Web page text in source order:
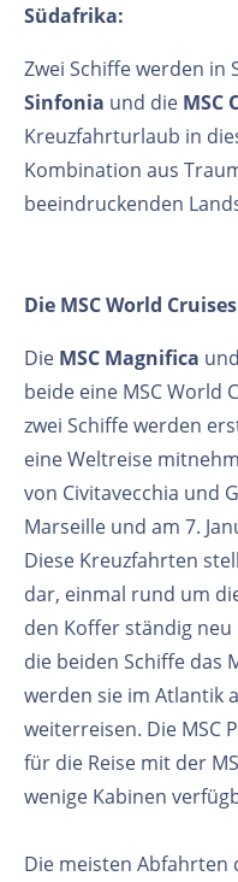
Südafrika:
Zwei Schiffe werden in
Sinfonia und die MSC
Kreuzfahrturlaub in
Kombination aus
beeindruckenden
Die MSC World
Die MSC Magnifica
beide eine MSC World
zwei Schiffe werden
eine Weltreise
von Civitavecchia und
Marseille und am 7.
Diese Kreuzfahrten
dar, einmal rund um
den Koffer ständig neu
die beiden Schiffe das
werden sie im Atlantik
weiterreisen. Die MSC
für die Reise mit der
wenige Kabinen
Die meisten